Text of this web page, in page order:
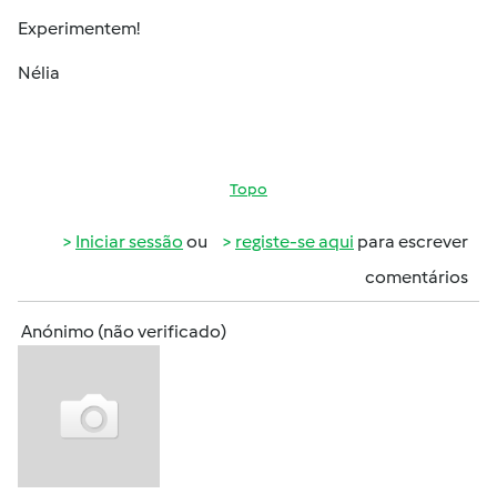
Experimentem!
Nélia
Topo
Iniciar sessão ou registe-se aqui para escrever
comentários
Anónimo (não verificado)